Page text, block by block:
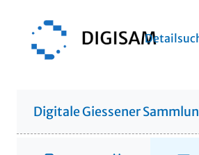
Digitale Giessener